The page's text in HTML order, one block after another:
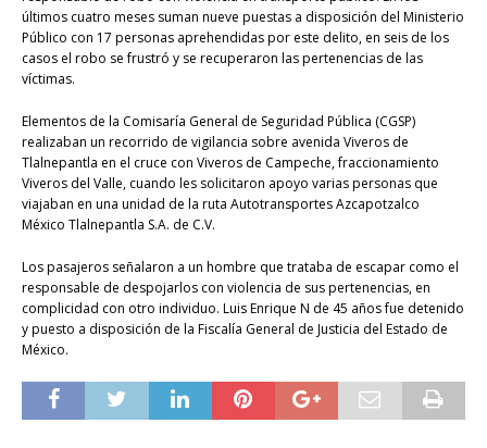
últimos cuatro meses suman nueve puestas a disposición del Ministerio
Público con 17 personas aprehendidas por este delito, en seis de los
casos el robo se frustró y se recuperaron las pertenencias de las
víctimas.
Elementos de la Comisaría General de Seguridad Pública (CGSP)
realizaban un recorrido de vigilancia sobre avenida Viveros de
Tlalnepantla en el cruce con Viveros de Campeche, fraccionamiento
Viveros del Valle, cuando les solicitaron apoyo varias personas que
viajaban en una unidad de la ruta Autotransportes Azcapotzalco
México Tlalnepantla S.A. de C.V.
Los pasajeros señalaron a un hombre que trataba de escapar como el
responsable de despojarlos con violencia de sus pertenencias, en
complicidad con otro individuo. Luis Enrique N de 45 años fue detenido
y puesto a disposición de la Fiscalía General de Justicia del Estado de
México.